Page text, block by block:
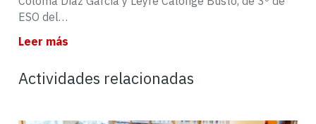
ESO del…
Leer más
Actividades relacionadas